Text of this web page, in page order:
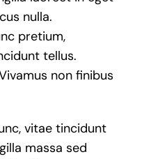
nulla.
pretium,
tellus.
non finibus
vitae tincidunt
massa sed